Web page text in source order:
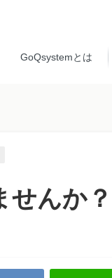
GoQsystemとは
せんか